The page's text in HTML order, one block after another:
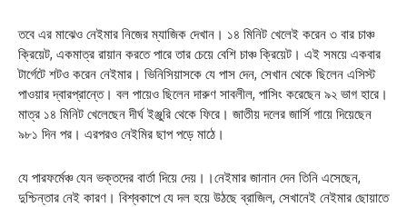
তবে এর মাঝেও নেইমার নিজের ম্যাজিক দেখান। ১৪ মিনিট খেলেই করেন ৩ বার চাঞ্চ
ক্রিয়েট, একমাত্র রায়ান করতে পারে তার চেয়ে বেশি চাঞ্চ ক্রিয়েট। এই সময়ে একবার
টার্গেটে শটও করেন নেইমার। ভিনিসিয়াসকে যে পাস দেন, সেখান থেকে ছিলেন এসিস্ট
পাওয়ার দ্বারপ্রান্তে। বল পায়েও ছিলেন দারুণ সাবলীল, পাসিং করেছেন ৯২ ভাগ হারে।
মাত্র ১৪ মিনিট খেলেছেন দীর্ঘ ইঞ্জুরি থেকে ফিরে। জাতীয় দলের জার্সি গায়ে দিয়েছেন
৯৮১ দিন পর। এরপরও নেইমির ছাপ পড়ে মাঠে।
যে পারফর্মেঞ্চ যেন ভক্তদের বার্তা দিয়ে দেয়।।নেইমার জানান দেন তিনি এসেছেন,
দুশ্চিন্তার নেই কারণ। বিশ্বকাপে যে দল হয়ে উঠছে ব্রাজিল, সেখানেই নেইমার ছোয়াতে